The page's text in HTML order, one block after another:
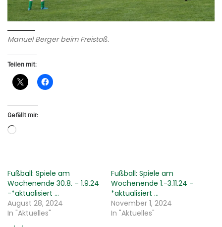
Manuel Berger beim Freistoß.
Teilen mit:
Gefällt mir:
Wird geladen …
Fußball: Spiele am
Wochenende 30.8. – 1.9.24
-*aktualisiert …
August 28, 2024
In "Aktuelles"
Fußball: Spiele am
Wochenende 1.-3.11.24 -
*aktualisiert …
November 1, 2024
In "Aktuelles"